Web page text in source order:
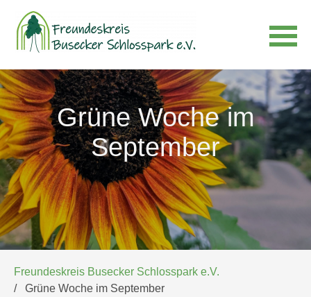
Navigation
überspringen
Grüne Woche im
September
Freundeskreis Busecker Schlosspark e.V.
Grüne Woche im September